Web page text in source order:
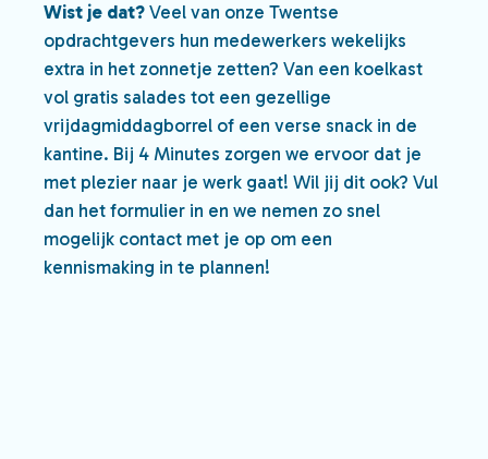
Wist je dat? Veel van onze Twentse
opdrachtgevers hun medewerkers wekelijks
extra in het zonnetje zetten? Van een koelkast
vol gratis salades tot een gezellige
vrijdagmiddagborrel of een verse snack in de
kantine. Bij 4 Minutes zorgen we ervoor dat je
met plezier naar je werk gaat! Wil jij dit ook? Vul
dan het formulier in en we nemen zo snel
mogelijk contact met je op om een
kennismaking in te plannen!